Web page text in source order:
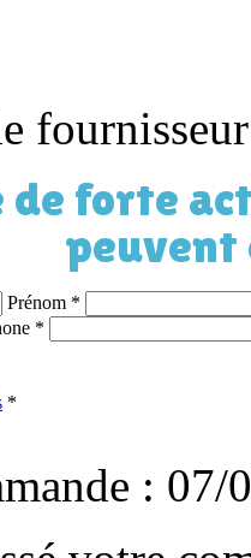
de forte
peuvent
Prénom *
*
*
: 07/